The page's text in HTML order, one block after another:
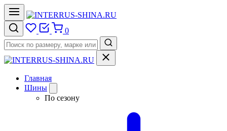
0
Главная
Шины
По сезону